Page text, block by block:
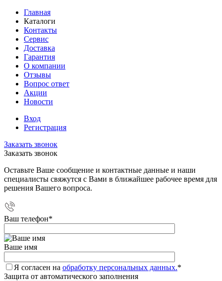
Главная
Каталоги
Контакты
Сервис
Доставка
Гарантия
О компании
Отзывы
Вопрос ответ
Акции
Новости
Вход
Регистрация
Заказать звонок
Заказать звонок
Оставьте Ваше сообщение и контактные данные и наши
специалисты свяжутся с Вами в ближайшее рабочее время для
решения Вашего вопроса.
Ваш телефон*
Ваше имя
Я согласен на обработку персональных данных.*
Защита от автоматического заполнения